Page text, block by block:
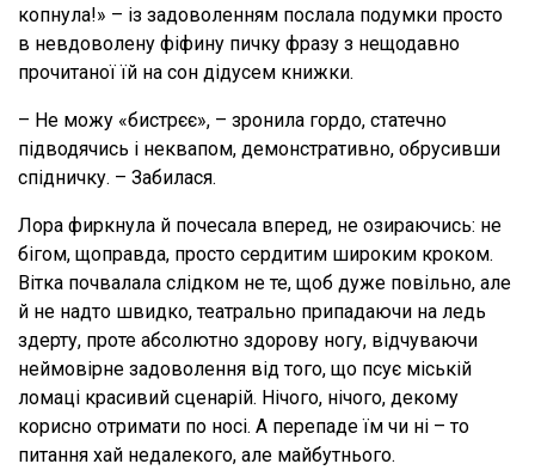
копнула!» – із задоволенням послала подумки просто
в невдоволену фіфину пичку фразу з нещодавно
прочитаної їй на сон дідусем книжки.
– Не можу «бистрєє», – зронила гордо, статечно
підводячись і неквапом, демонстративно, обрусивши
спідничку. – Забилася.
Лора фиркнула й почесала вперед, не озираючись: не
бігом, щоправда, просто сердитим широким кроком.
Вітка почвалала слідком не те, щоб дуже повільно, але
й не надто швидко, театрально припадаючи на ледь
здерту, проте абсолютно здорову ногу, відчуваючи
неймовірне задоволення від того, що псує міській
ломаці красивий сценарій. Нічого, нічого, декому
корисно отримати по носі. А перепаде їм чи ні – то
питання хай недалекого, але майбутнього.